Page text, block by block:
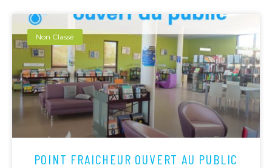
Non Classé
POINT FRAICHEUR OUVERT AU PUBLIC